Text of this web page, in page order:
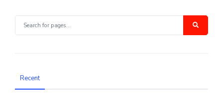
Recent